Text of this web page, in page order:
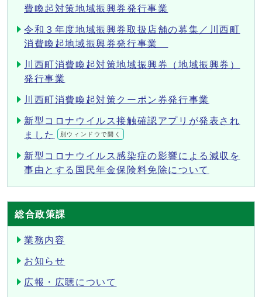
費喚起対策地域振興券発行事業
令和３年度地域振興券取扱店舗の募集／川西町
消費喚起地域振興券発行事業
川西町消費喚起対策地域振興券（地域振興券）
発行事業
川西町消費喚起対策クーポン券発行事業
新型コロナウイルス接触確認アプリが発表され
ました
別ウィンドウで開く
新型コロナウイルス感染症の影響による減収を
事由とする国民年金保険料免除について
総合政策課
業務内容
お知らせ
広報・広聴について